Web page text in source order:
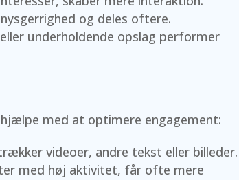
og deles oftere.
underholdende opslag performer
med at optimere engagement:
videoer, andre tekst eller billeder.
med høj aktivitet, får ofte mere